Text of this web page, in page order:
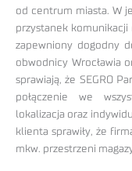
od centrum miasta. W
przystanek
zapewniony dogodny
obwodnicy Wrocławia
sprawiają, że SEGRO
połączenie we
lokalizacja oraz
klienta sprawiły, że
mkw. przestrzeni